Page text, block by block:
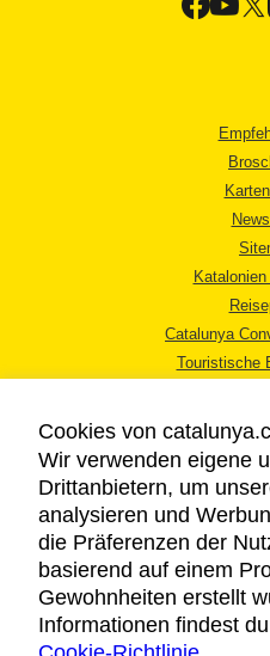
Catalunya
Touristische
Cookies von
Wir verwenden eigene
Drittanbietern, um
analysieren und
die Präferenzen der
basierend auf einem
Gewohnheiten erstellt
Informationen findest